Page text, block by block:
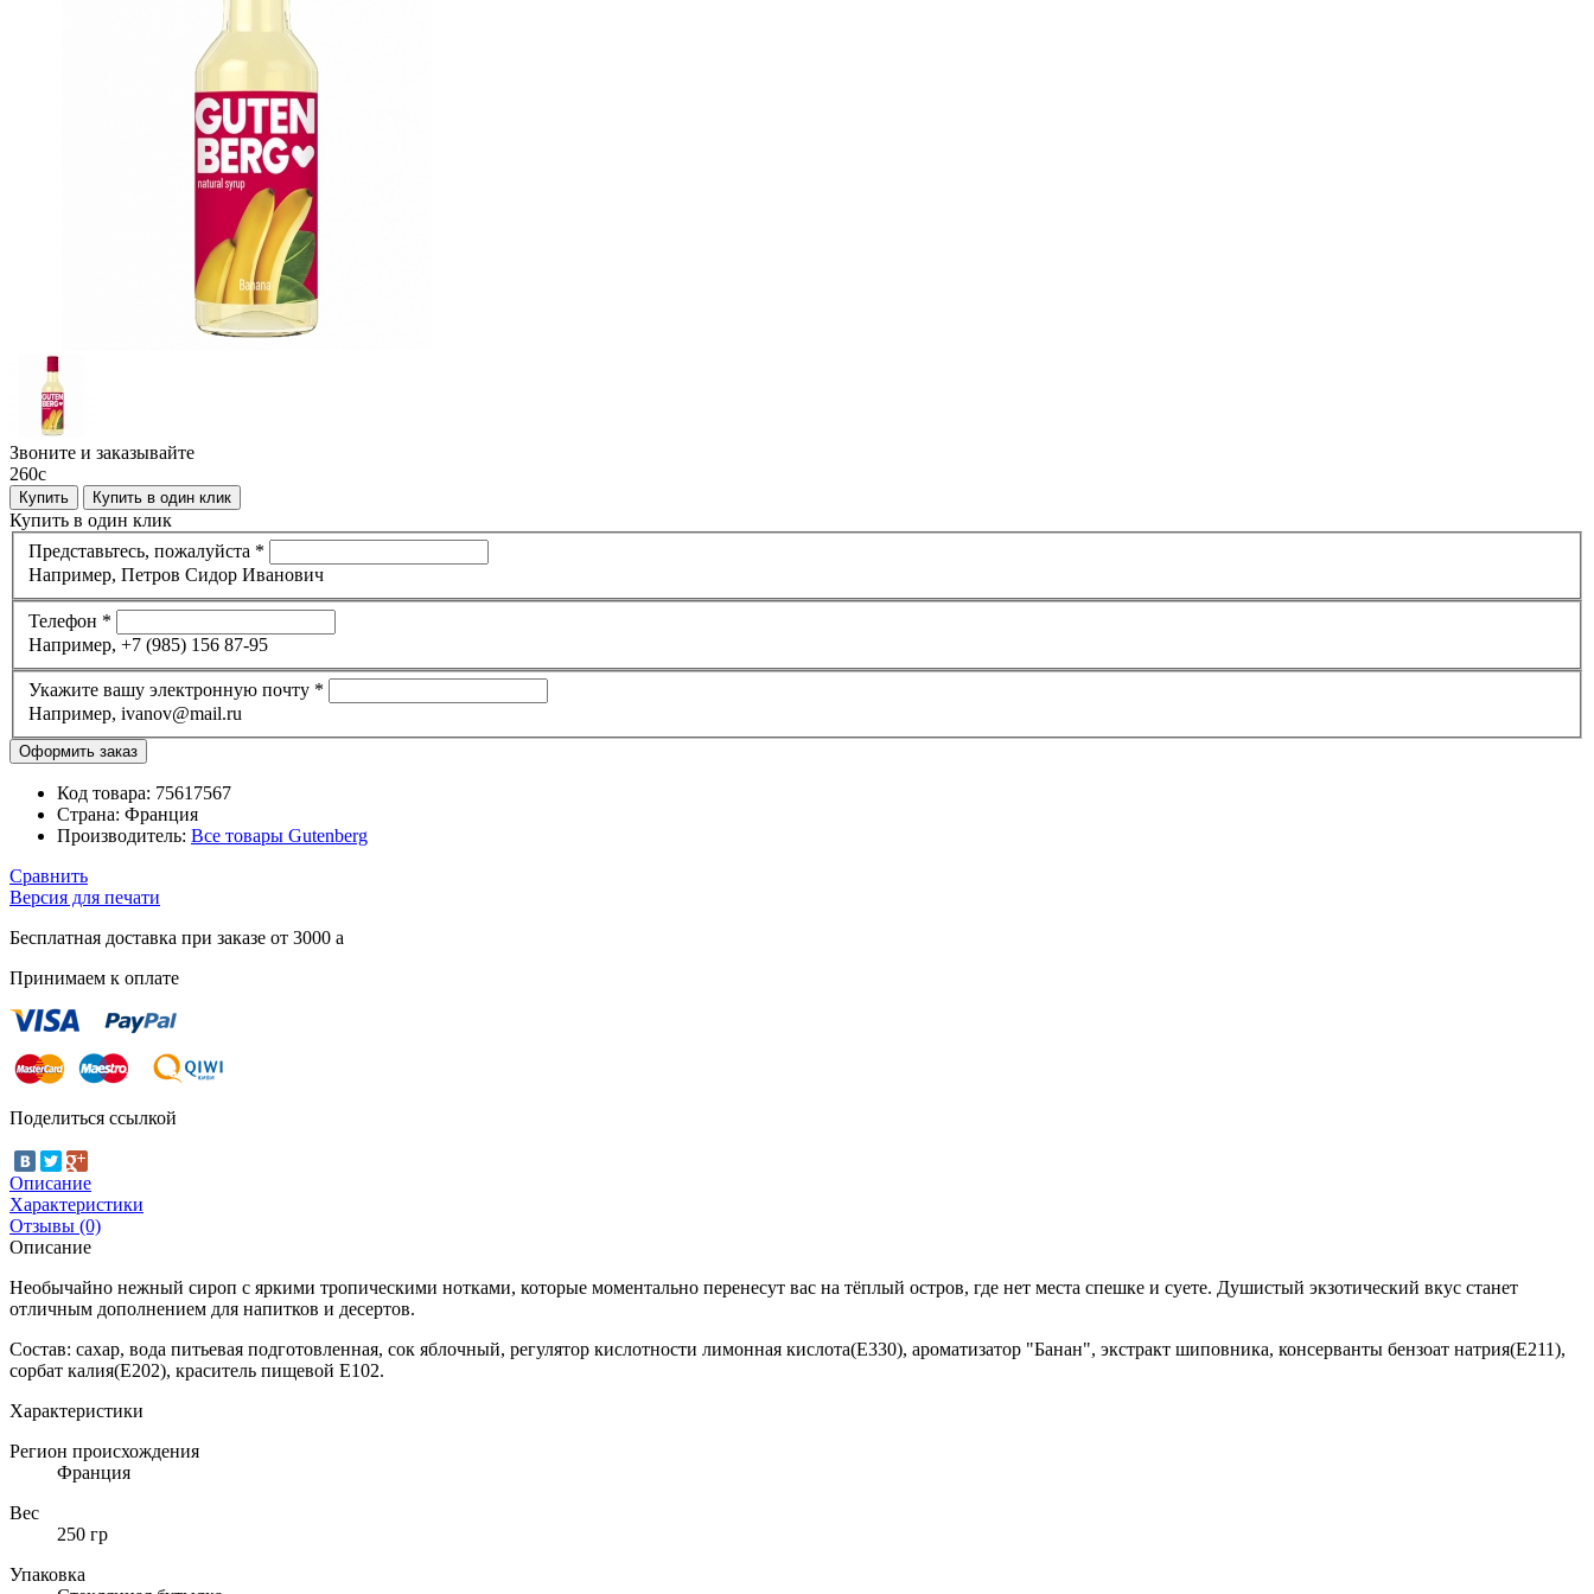
Звоните и заказывайте
260c
Купить Купить в один клик
Купить в один клик
Представьтесь, пожалуйста *
Например, Петров Сидор Иванович
Телефон *
Например, +7 (985) 156 87-95
Укажите вашу электронную почту *
Например, ivanov@mail.ru
Код товара: 75617567
Страна: Франция
Производитель: Все товары Gutenberg
Сравнить
Версия для печати
Бесплатная доставка при заказе от 3000 a
Принимаем к оплате
Поделиться ссылкой
Описание
Характеристики
Отзывы (0)
Описание
Необычайно нежный сироп с яркими тропическими нотками, которые моментально перенесут вас на тёплый остров, где нет места спешке и суете. Душистый экзотический вкус станет
отличным дополнением для напитков и десертов.
Состав: сахар, вода питьевая подготовленная, сок яблочный, регулятор кислотности лимонная кислота(Е330), ароматизатор "Банан", экстракт шиповника, консерванты бензоат натрия(Е211),
сорбат калия(Е202), краситель пищевой Е102.
Характеристики
Регион происхождения
Франция
Вес
250 гр
Упаковка